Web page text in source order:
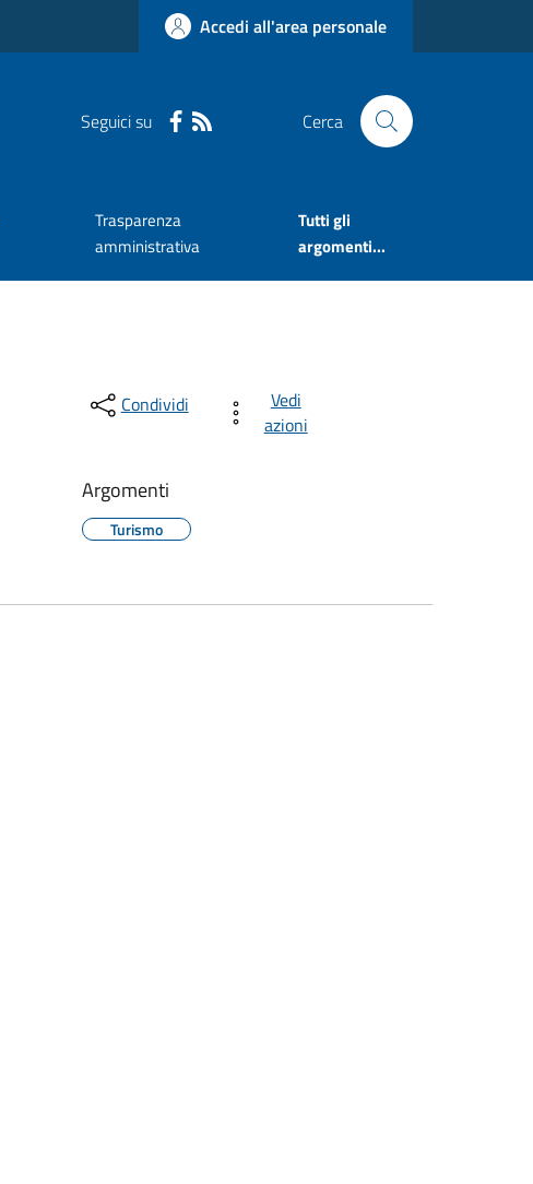
Accedi all'area personale
Seguici su Cerca
Trasparenza
amministrativa
Tutti gli
argomenti...
Condividi
Vedi
azioni
Argomenti
Turismo